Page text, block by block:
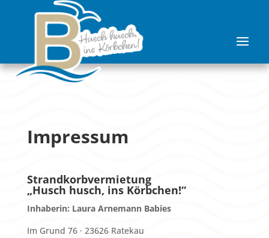
Impressum
Strandkorbvermietung
„Husch husch, ins Körbchen!“
Inhaberin: Laura Arnemann Babies
Im Grund 76 · 23626 Ratekau